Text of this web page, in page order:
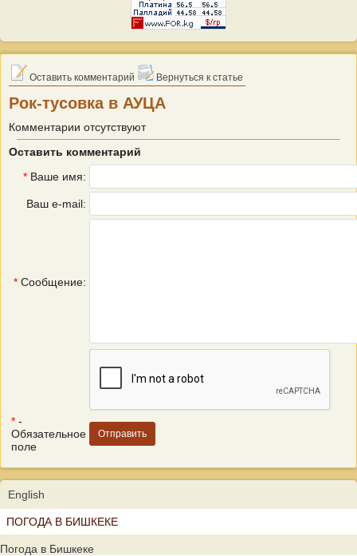
Оставить комментарий Вернуться к статье
Рок-тусовка в АУЦА
Комментарии отсутствуют
Оставить комментарий
* Ваше имя:
Ваш e-mail:
* Сообщение:
* -
Обязательное
поле
English
ПОГОДА В БИШКЕКЕ
Погода в Бишкеке